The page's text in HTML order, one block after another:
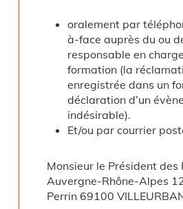
oralement par
à-face auprès du ou
responsable en
formation (la
enregistrée dans un
déclaration d’un
indésirable).
Et/ou par courrier
Monsieur le Président des
Auvergne-Rhône-Alpes
Perrin 69100